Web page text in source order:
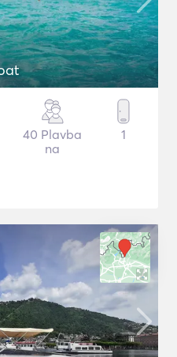
40 Plavba
na
1